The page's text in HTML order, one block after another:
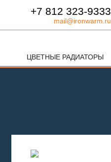
+7 812 323-9333
mail@ironwarm.ru
ЦВЕТНЫЕ РАДИАТОРЫ